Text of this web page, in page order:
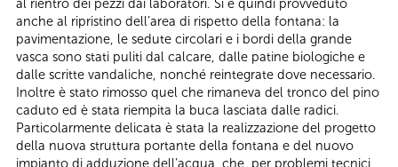
al rientro dei pezzi dai laboratori. Si è quindi provveduto
anche al ripristino dell’area di rispetto della fontana: la
pavimentazione, le sedute circolari e i bordi della grande
vasca sono stati puliti dal calcare, dalle patine biologiche e
dalle scritte vandaliche, nonché reintegrate dove necessario.
Inoltre è stato rimosso quel che rimaneva del tronco del pino
caduto ed è stata riempita la buca lasciata dalle radici.
Particolarmente delicata è stata la realizzazione del progetto
della nuova struttura portante della fontana e del nuovo
impianto di adduzione dell’acqua, che, per problemi tecnici,